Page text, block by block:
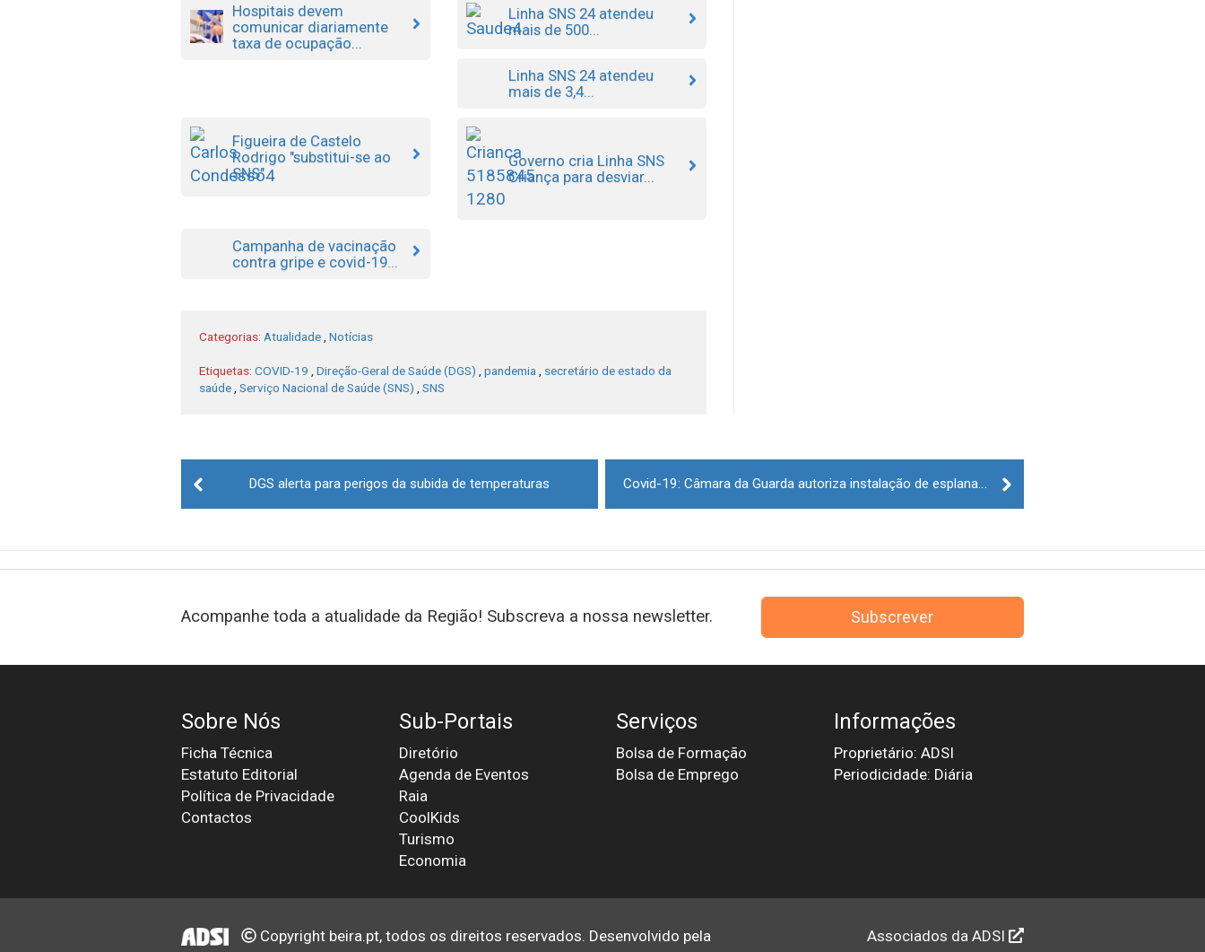
Hospitais devem
comunicar diariamente
taxa de ocupação...
Linha SNS 24 atendeu
mais de 500...
Linha SNS 24 atendeu
mais de 3,4...
Figueira de Castelo
Rodrigo "substitui-se ao
SNS"...
Governo cria Linha SNS
Criança para desviar...
Campanha de vacinação
contra gripe e covid-19...
Categorias: Atualidade Notícias
Etiquetas: COVID-19 Direção-Geral de Saúde (DGS) pandemia
secretário de estado da
saúde Serviço Nacional de Saúde (SNS) SNS
navigationDGS alerta para perigos da subida de temperaturas Covid-19: Câmara da Guarda autoriza instalação de esplanadas no centro histórico
Acompanhe toda a atualidade da Região! Subscreva a nossa newsletter. Subscrever
Sobre Nós
Ficha Técnica
Estatuto Editorial
Política de Privacidade
Contactos
Sub-Portais
Diretório
Agenda de Eventos
Raia
CoolKids
Turismo
Economia
Serviços
Bolsa de Formação
Bolsa de Emprego
Informações
Proprietário: ADSI
Periodicidade: Diária
Copyright beira.pt, todos os direitos reservados. Desenvolvido pela
Associados da ADSI